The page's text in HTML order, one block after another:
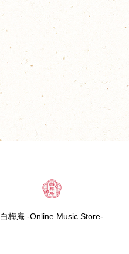
白梅庵 -Online Music Store-